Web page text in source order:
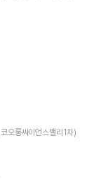
오롱싸이언스밸리1차)